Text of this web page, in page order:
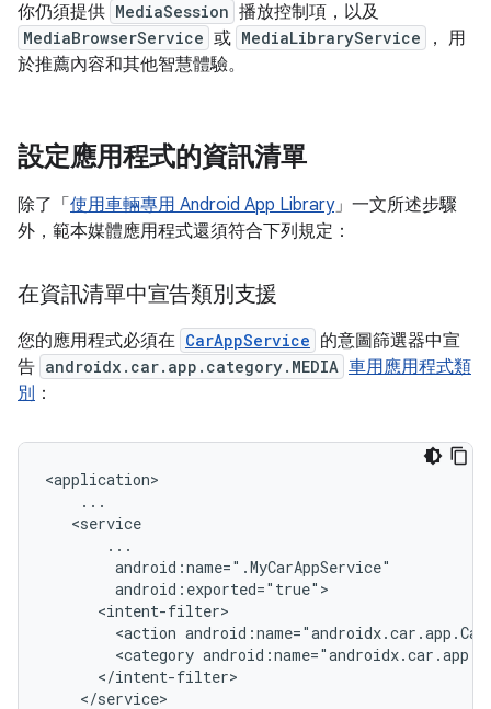
你仍須提供 MediaSession 播放控制項，以及
MediaBrowserService 或 MediaLibraryService
， 用
於推薦內容和其他智慧體驗。
設定應用程式的資訊清單
除了「 使用車輛專用 Android App Library」一文所述步驟
外，範本媒體應用程式還須符合下列規定：
在資訊清單中宣告類別支援
您的應用程式必須在 CarAppService 的意圖篩選器中宣
告 androidx.car.app.category.MEDIA 車用應用程式類
別 ：
<action
<category